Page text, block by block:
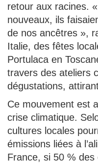
retour aux racines.
nouveaux, ils
de nos ancêtres »,
Italie, des fêtes
Portulaca en
travers des ateliers
dégustations,
Ce mouvement est
crise climatique.
cultures locales
émissions liées à
France, si 50 %